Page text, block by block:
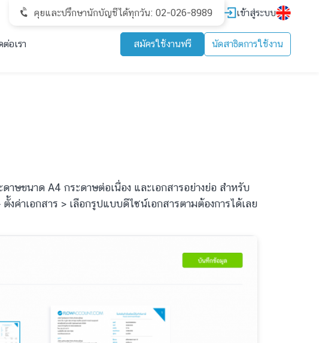
คุยและปรึกษานักบัญชีได้ทุกวัน: 02-026-8989 เข้าสู่ระบบ
ต่อเรา สมัครใช้งานฟรี นัดสาธิตการใช้งาน
าษขนาด A4 กระดาษต่อเนื่อง และเอกสารอย่างย่อ สำหรับ
งค่าเอกสาร > เลือกรูปแบบดีไซน์เอกสารตามต้องการได้เลย